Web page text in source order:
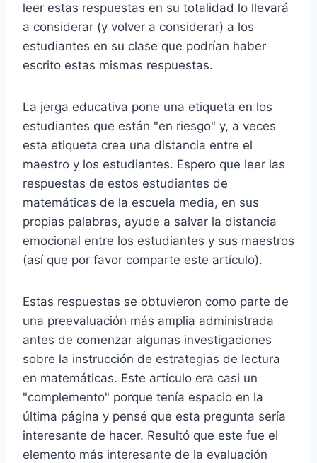
leer estas respuestas en su totalidad lo llevará
a considerar (y volver a considerar) a los
estudiantes en su clase que podrían haber
escrito estas mismas respuestas.
La jerga educativa pone una etiqueta en los
estudiantes que están "en riesgo" y, a veces
esta etiqueta crea una distancia entre el
maestro y los estudiantes. Espero que leer las
respuestas de estos estudiantes de
matemáticas de la escuela media, en sus
propias palabras, ayude a salvar la distancia
emocional entre los estudiantes y sus maestros
(así que por favor comparte este artículo).
Estas respuestas se obtuvieron como parte de
una preevaluación más amplia administrada
antes de comenzar algunas investigaciones
sobre la instrucción de estrategias de lectura
en matemáticas. Este artículo era casi un
"complemento" porque tenía espacio en la
última página y pensé que esta pregunta sería
interesante de hacer. Resultó que este fue el
elemento más interesante de la evaluación